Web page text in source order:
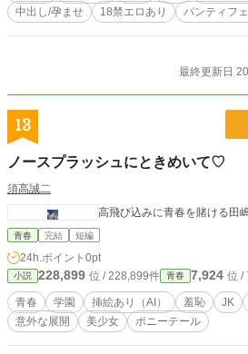
中出し/孕ませ 18禁エロあり パンティフ
最終更新日
13
ノースプラッシュにときめいて♡
須高誠二
高飛び込みに青春を賭ける田
青春 完結 短編
24h.ポイント 0pt
小説 228,899 位 / 228,899件 青春 7,924 位 /
青春 学園 挿絵あり（AI） 羞恥 JK
意外な展開
美少女 ポニーテール